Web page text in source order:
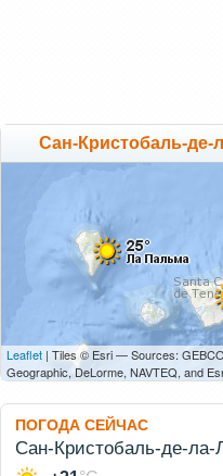
Сан-Кристобаль-де-
Leaflet | Tiles © Esri — Sources:
Geographic, DeLorme, NAVTEQ, and
ПОГОДА СЕЙЧАС
Сан-Кристобаль-де-ла-